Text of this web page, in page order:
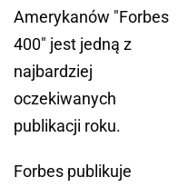
Amerykanów "Forbes
400" jest jedną z
najbardziej
oczekiwanych
publikacji roku.
Forbes publikuje